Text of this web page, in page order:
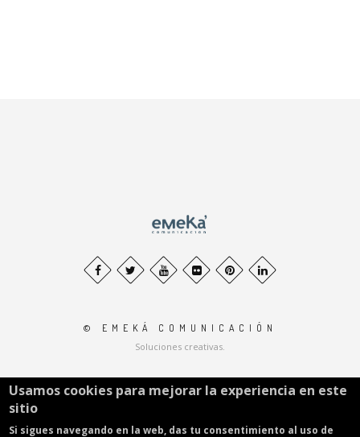
© EMEKÁ COMUNICACIÓN
Soluciones creativas.
Aviso legal . Privacidad
Usamos cookies para mejorar la experiencia en este
sitio
Si sigues navegando en la web, das tu consentimiento al uso de